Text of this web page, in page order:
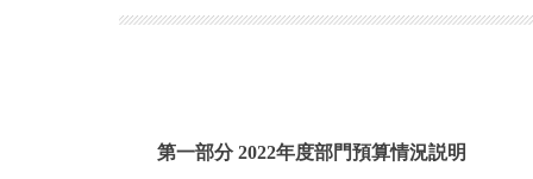
第一部分 2022年度部門預算情況説明